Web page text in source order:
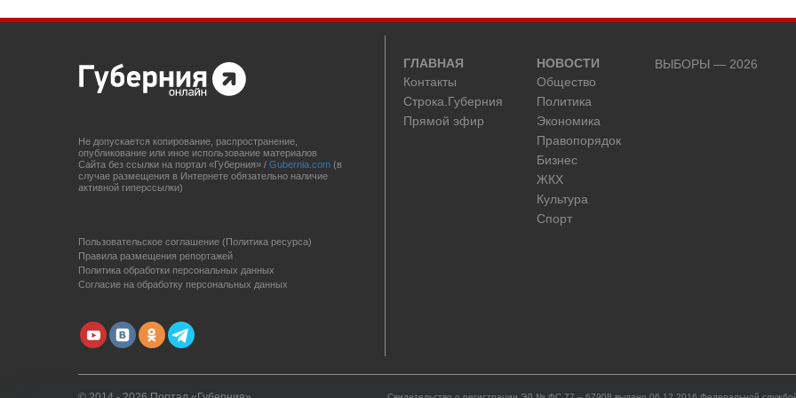
Не допускается копирование, распространение,
опубликование или иное использование материалов
Сайта без ссылки на портал «Губерния» / Gubernia.com (в
случае размещения в Интернете обязательно наличие
активной гиперссылки)
Пользовательское соглашение (Политика ресурса)
Правила размещения репортажей
Политика обработки персональных данных
Согласие на обработку персональных данных
ГЛАВНАЯ
Контакты
Строка.Губерния
Прямой эфир
НОВОСТИ
Общество
Политика
Экономика
Правопорядок
Бизнес
ЖКХ
Культура
Спорт
ВЫБОРЫ — 2026